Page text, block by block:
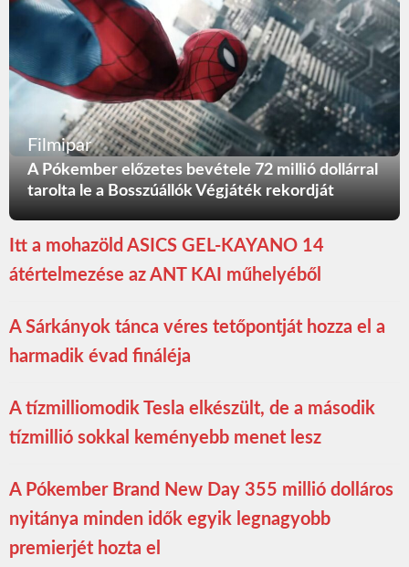
Filmipar
A Pókember előzetes bevétele 72 millió dollárral
tarolta le a Bosszúállók Végjáték rekordját
Itt a mohazöld ASICS GEL-KAYANO 14
átértelmezése az ANT KAI műhelyéből
A Sárkányok tánca véres tetőpontját hozza el a
harmadik évad fináléja
A tízmilliomodik Tesla elkészült, de a második
tízmillió sokkal keményebb menet lesz
A Pókember Brand New Day 355 millió dolláros
nyitánya minden idők egyik legnagyobb
premierjét hozta el